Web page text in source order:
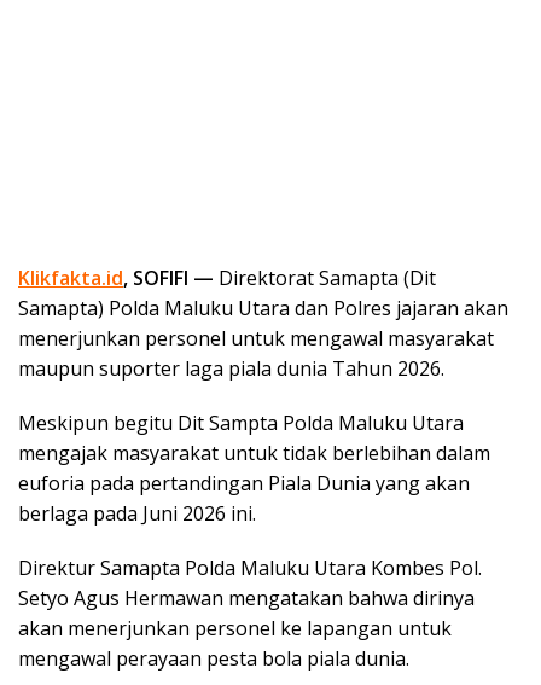
Klikfakta.id, SOFIFI — Direktorat Samapta (Dit
Samapta) Polda Maluku Utara dan Polres jajaran akan
menerjunkan personel untuk mengawal masyarakat
maupun suporter laga piala dunia Tahun 2026.
Meskipun begitu Dit Sampta Polda Maluku Utara
mengajak masyarakat untuk tidak berlebihan dalam
euforia pada pertandingan Piala Dunia yang akan
berlaga pada Juni 2026 ini.
Direktur Samapta Polda Maluku Utara Kombes Pol.
Setyo Agus Hermawan mengatakan bahwa dirinya
akan menerjunkan personel ke lapangan untuk
mengawal perayaan pesta bola piala dunia.